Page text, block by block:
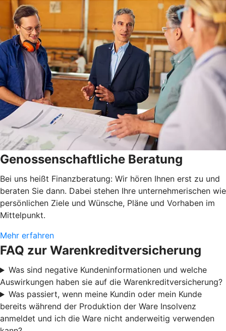
Genossenschaftliche Beratung
Bei uns heißt Finanzberatung: Wir hören Ihnen erst zu und
beraten Sie dann. Dabei stehen Ihre unternehmerischen wie
persönlichen Ziele und Wünsche, Pläne und Vorhaben im
Mittelpunkt.
Mehr erfahren
FAQ zur Warenkreditversicherung
Was sind negative Kundeninformationen und welche
Auswirkungen haben sie auf die Warenkreditversicherung?
Was passiert, wenn meine Kundin oder mein Kunde
bereits während der Produktion der Ware Insolvenz
anmeldet und ich die Ware nicht anderweitig verwenden